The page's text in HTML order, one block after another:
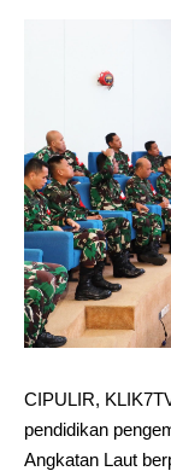
CIPULIR,
pendidikan
Angkatan Laut